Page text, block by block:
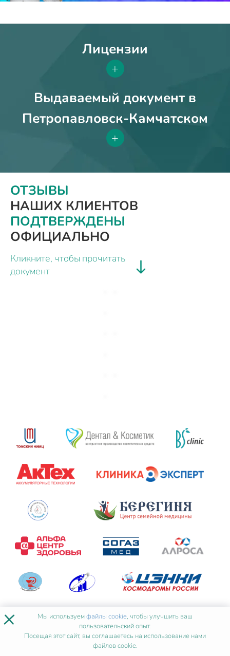
Лицензии
+
Выдаваемый документ в
Петропавловск-Камчатском
+
ОТЗЫВЫ
НАШИХ КЛИЕНТОВ
ПОДТВЕРЖДЕНЫ
ОФИЦИАЛЬНО
Кликните, чтобы прочитать
документ
× Мы используемфайлы cookie, чтобы улучшить ваш
пользовательский опыт.
Посещая этот сайт, вы соглашаетесь на использование нами
файлов cookie.